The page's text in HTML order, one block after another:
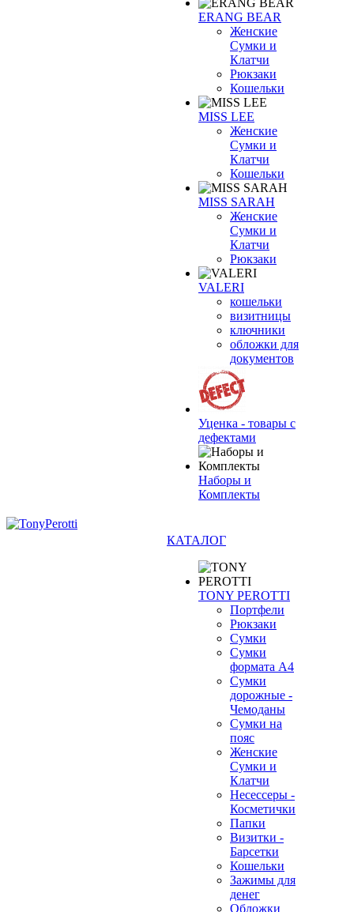
ERANG BEAR
Женские
Сумки и
Клатчи
Рюкзаки
Кошельки
MISS LEE
Женские
Сумки и
Клатчи
Кошельки
MISS SARAH
Женские
Сумки и
Клатчи
Рюкзаки
VALERI
кошельки
визитницы
ключники
обложки для
документов
Уценка - товары с
дефектами
Наборы и
Комплекты
КАТАЛОГ
TONY PEROTTI
Портфели
Рюкзаки
Сумки
Сумки
формата А4
Сумки
дорожные -
Чемоданы
Сумки на
пояс
Женские
Сумки и
Клатчи
Несессеры -
Косметички
Папки
Визитки -
Барсетки
Кошельки
Зажимы для
денег
Обложки